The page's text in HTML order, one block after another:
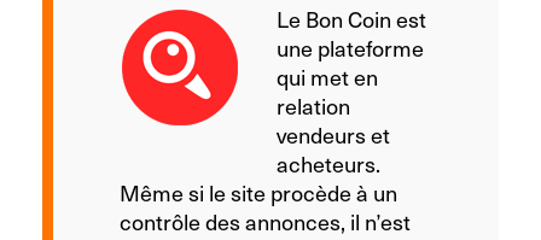
Le Bon Coin est
une plateforme
qui met en
relation
vendeurs et
acheteurs.
Même si le site procède à un
contrôle des annonces, il n’est